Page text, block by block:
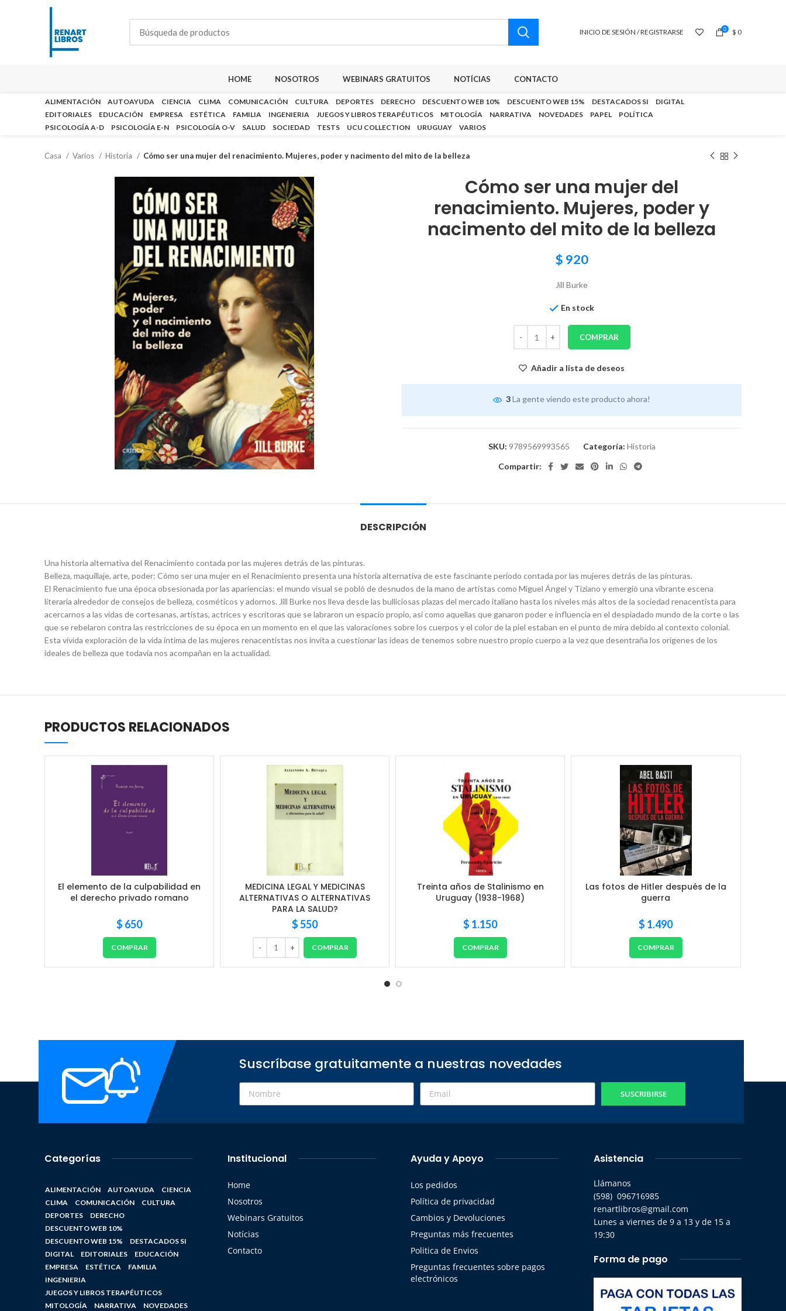
INICIO DE SESIÓN / REGISTRARSE 0 $ 0
HOME NOSOTROS WEBINARS GRATUITOS NOTÍCIAS CONTACTO
ALIMENTACIÓN AUTOAYUDA CIENCIA CLIMA COMUNICACIÓN CULTURA DEPORTES DERECHO DESCUENTO WEB 10% DESCUENTO WEB 15% DESTACADOS SI
DIGITAL
EDITORIALES
EDUCACIÓN EMPRESA ESTÉTICA FAMILIA INGENIERIA JUEGOS Y LIBROS TERAPÉUTICOS MITOLOGÍA NARRATIVA NOVEDADES PAPEL
POLÍTICA
PSICOLOGÍA A-D
PSICOLOGÍA E-N PSICOLOGÍA O-V SALUD SOCIEDAD TESTS UCU COLLECTION URUGUAY VARIOS
Casa Varios Historia Cómo ser una mujer del renacimiento. Mujeres, poder y nacimento del mito de la belleza
Cómo ser una mujer del
renacimiento. Mujeres, poder y
nacimento del mito de la belleza
$ 920
Jill Burke
En stock
COMPRAR
Añadir a lista de deseos
3La gente viendo este producto ahora!
SKU: 9789569993565 Categoría: Historia
Compartir:
DESCRIPCIÓN
Una historia alternativa del Renacimiento contada por las mujeres detrás de las pinturas.
Belleza, maquillaje, arte, poder: Cómo ser una mujer en el Renacimiento presenta una historia alternativa de este fascinante período contada por las mujeres detrás de las pinturas.
El Renacimiento fue una época obsesionada por las apariencias: el mundo visual se pobló de desnudos de la mano de artistas como Miguel Ángel y Tiziano y emergió una vibrante escena
literaria alrededor de consejos de belleza, cosméticos y adornos. Jill Burke nos lleva desde las bulliciosas plazas del mercado italiano hasta los niveles más altos de la sociedad renacentista para
acercarnos a las vidas de cortesanas, artistas, actrices y escritoras que se labraron un espacio propio, así como aquellas que ganaron poder e influencia en el despiadado mundo de la corte o las
que se rebelaron contra las restricciones de su época en un momento en el que las valoraciones sobre los cuerpos y el color de la piel estaban en el punto de mira debido al contexto colonial.
Esta vívida exploración de la vida íntima de las mujeres renacentistas nos invita a cuestionar las ideas de tenemos sobre nuestro propio cuerpo a la vez que desentraña los orígenes de los
ideales de belleza que todavía nos acompañan en la actualidad.
PRODUCTOS RELACIONADOS
El elemento de la culpabilidad en
el derecho privado romano
$ 650
COMPRAR
MEDICINA LEGAL Y MEDICINAS
ALTERNATIVAS O ALTERNATIVAS
PARA LA SALUD?
$550
COMPRAR
Treinta años de Stalinismo en
Uruguay (1938-1968)
$ 1.150
COMPRAR
Las fotos de Hitler después de la
guerra
$ 1.490
COMPRAR
Suscríbase gratuitamente a nuestras novedades
SUSCRIBIRSE
Categorías
ALIMENTACIÓN AUTOAYUDA
CIENCIA
CLIMA
COMUNICACIÓN
CULTURA
DEPORTES
DERECHO
DESCUENTO WEB 10%
DESCUENTO WEB 15%
DESTACADOS SI
DIGITAL
EDITORIALES
EDUCACIÓN
EMPRESA
ESTÉTICA
FAMILIA
INGENIERIA
JUEGOS Y LIBROS TERAPÉUTICOS
MITOLOGÍA
NARRATIVA NOVEDADES
Institucional
Home
Nosotros
Webinars Gratuitos
Notícias
Contacto
Ayuda y Apoyo
Los pedidos
Política de privacidad
Cambios y Devoluciones
Preguntas más frecuentes
Politica de Envios
Preguntas frecuentes sobre pagos
electrónicos
Asistencia
Llámanos
(598) 096716985
renartlibros@gmail.com
Lunes a viernes de 9 a 13 y de 15 a
19:30
Forma de pago